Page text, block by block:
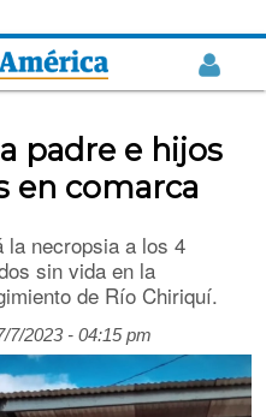
padre e hijos
en comarca
la necropsia a los 4
sin vida en la
de Río Chiriquí.
7/2023 - 04:15 pm